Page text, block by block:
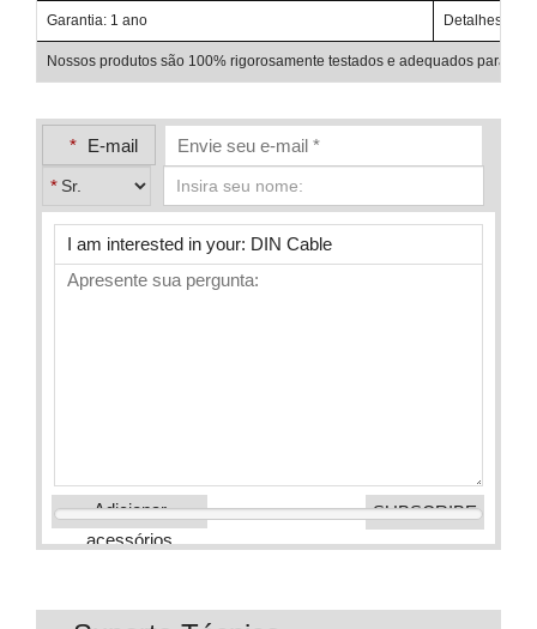
Garantia: 1 ano Detalhes de
Nossos produtos são 100% rigorosamente testados e adequados para
* E-mail
*
Adicionar
acessórios